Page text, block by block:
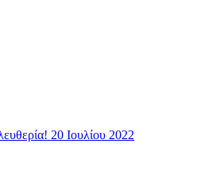
20 Ιουλίου 2022